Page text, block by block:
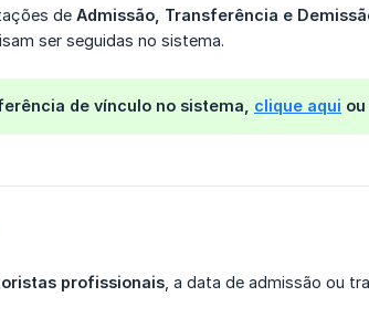
de Admissão, Transferência e
ser seguidas no sistema.
de vínculo no sistema, clique aqui
profissionais , a data de admissão ou